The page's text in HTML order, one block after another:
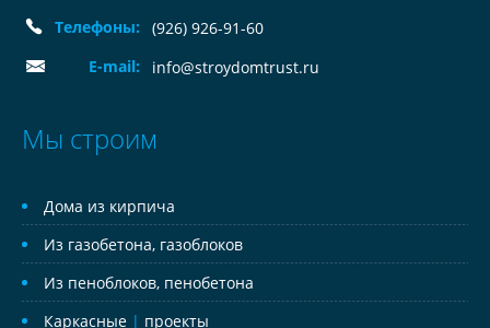
Телефоны:
(926) 926-91-60
E-mail:
info@stroydomtrust.ru
Мы строим
Дома из кирпича
Из газобетона, газоблоков
Из пеноблоков, пенобетона
Каркасные | проекты